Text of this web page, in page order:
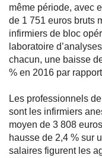
même période, avec
de 1 751 euros bruts
infirmiers de bloc
laboratoire
chacun, une baisse
% en 2016 par
Les professionnels
sont les infirmiers
moyen de 3 808
hausse de 2,4 % sur
salaires figurent les